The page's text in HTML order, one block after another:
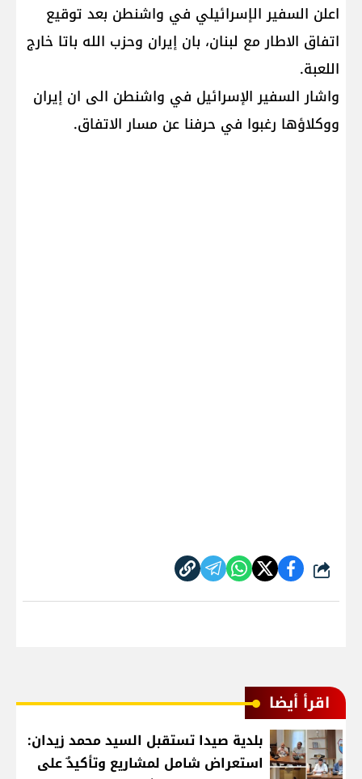
اعلن السفير ال​إسرائيل​ي في واشنطن بعد توقيع
اتفاق الاطار مع لبنان، بان ​إيران​ و​حزب الله​ باتا خارج
اللعبة.
واشار السفير الإسرائيل في واشنطن الى ان إيران
ووكلاؤها رغبوا في حرفنا عن مسار الاتفاق.
شارك
اقرأ أيضا
بلدية صيدا تستقبل السيد محمد زيدان:
استعراض شامل لمشاريع وتأكيدٌ على